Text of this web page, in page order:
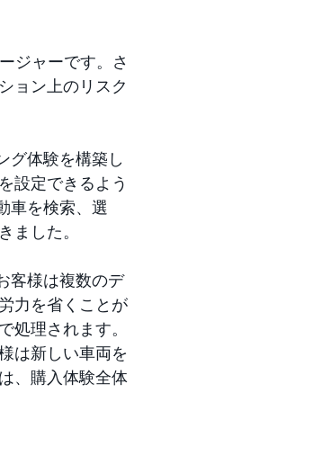
ジャーです。さ
ョン上のリスク
グ体験を構築し
設定できるよう
車を検索、選
ました。
客様は複数のデ
力を省くことが
処理されます。
は新しい車両を
、購入体験全体